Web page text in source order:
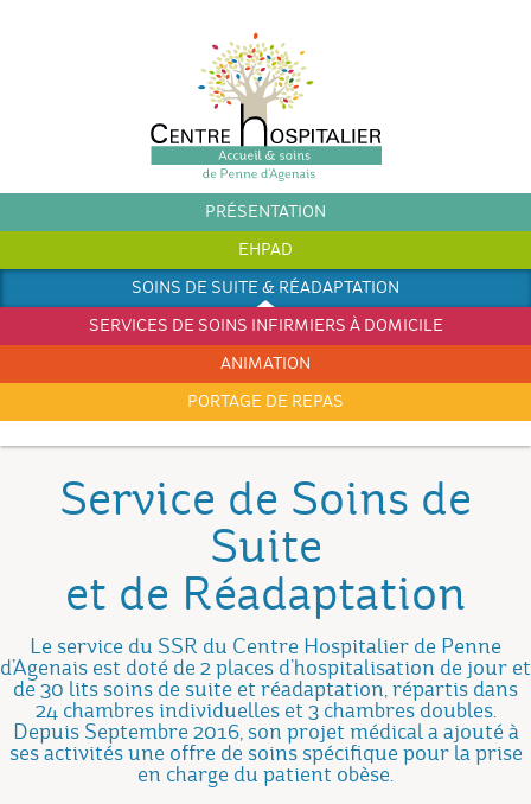
PRÉSENTATION
EHPAD
SOINS DE SUITE & RÉADAPTATION
SERVICES DE SOINS INFIRMIERS À DOMICILE
ANIMATION
PORTAGE DE REPAS
Service de Soins de
Suite
et de Réadaptation
Le service du SSR du Centre Hospitalier de Penne
d’Agenais est doté de 2 places d’hospitalisation de jour et
de 30 lits soins de suite et réadaptation, répartis dans
24 chambres individuelles et 3 chambres doubles.
Depuis Septembre 2016, son projet médical a ajouté à
ses activités une offre de soins spécifique pour la prise
en charge du patient obèse.